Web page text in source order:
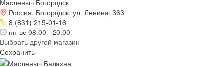
Масленыч Богородск
Россия, Богородск, ул. Ленина, 363
8 (831) 215-01-16
пн-вс 08.00 - 20.00
Выбрать другой магазин
Сохранить